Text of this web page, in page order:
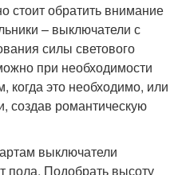
стоит обратить внимание
– выключатели с
силы светового
при необходимости
когда это необходимо, или
создав романтическую
выключатели
пола. Подобрать высоту